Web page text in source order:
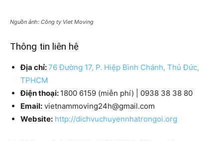
Nguồn ảnh: Công ty Viet Moving
Thông tin liên hệ
Địa chỉ:76 Đường 17, P. Hiệp Bình Chánh, Thủ Đức,
TPHCM
Điện thoại: 1800 6159 (miễn phí) | 0938 38 38 80
Email: vietnammoving24h@gmail.com
Website: http://dichvuchuyennhatrongoi.org